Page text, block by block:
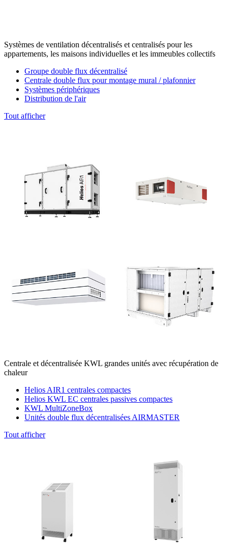
Systèmes de ventilation décentralisés et centralisés pour les
appartements, les maisons individuelles et les immeubles collectifs
Groupe double flux décentralisé
Centrale double flux pour montage mural / plafonnier
Systèmes périphériques
Distribution de l'air
Tout afficher
Centrale et décentralisée KWL grandes unités avec récupération de
chaleur
Helios AIR1 centrales compactes
Helios KWL EC centrales passives compactes
KWL MultiZoneBox
Unités double flux décentralisées AIRMASTER
Tout afficher